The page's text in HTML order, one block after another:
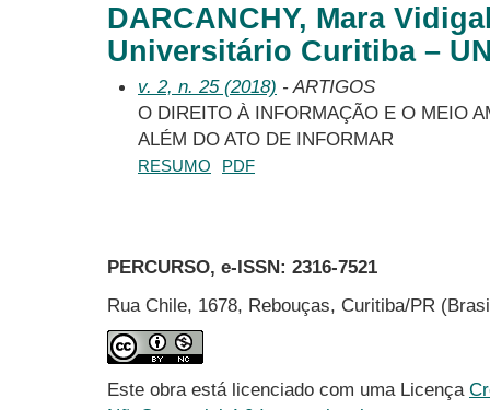
DARCANCHY, Mara
Universitário Curitiba –
v. 2, n. 25 (2018) - ARTIGOS
O DIREITO À INFORMAÇÃO E O MEIO
ALÉM DO ATO DE INFORMAR
RESUMO PDF
PERCURSO, e-ISSN: 2316-7521
Rua Chile, 1678, Rebouças, Curitiba/PR
Este obra está licenciado com uma Licença